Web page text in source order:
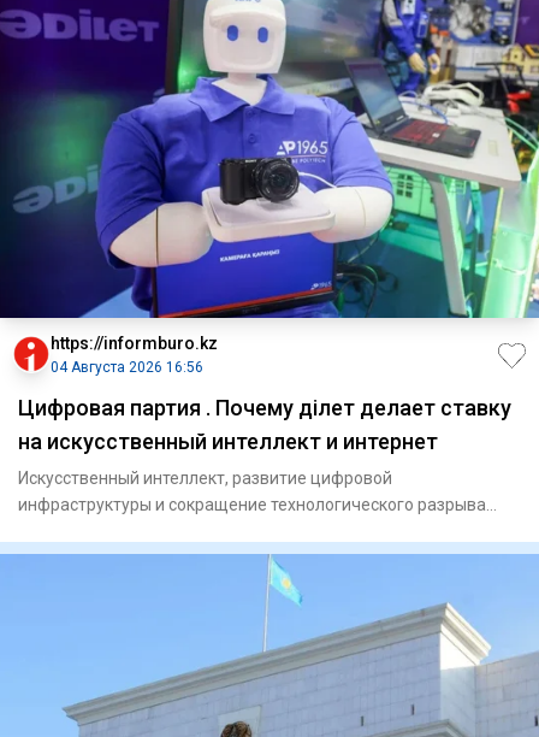
https://informburo.kz
04 Августа 2026 16:56
Цифровая партия . Почему Әділет делает ставку
на искусственный интеллект и интернет
Искусственный интеллект, развитие цифровой
инфраструктуры и сокращение технологического разрыва